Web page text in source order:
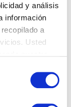
y análisis
información
a
Usted